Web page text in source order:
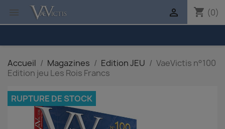
 shopping_cart (0)

Accueil Magazines Edition JEU
VaeVictis n°100
Edition jeu Les Rois Francs
RUPTURE DE STOCK